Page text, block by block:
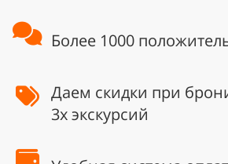
Более 1000
Даем скидки при
3х экскурсий